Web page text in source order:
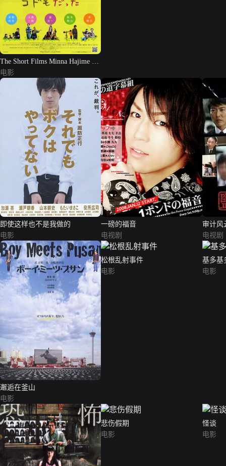
The Short Films Minna Hajime Wa
Kodomo Datta
电影
即使这样也不是我做的
电影
一磅的福音
电视剧
审计风
电视剧
邂逅在釜山
电影
松根乱射事件
电影
基多基
电影
悲伤假期
电影
怪谈
电影